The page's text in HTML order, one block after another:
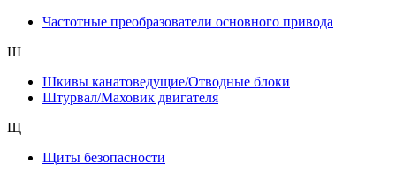
Частотные преобразователи основного привода
Ш
Шкивы канатоведущие/Отводные блоки
Штурвал/Маховик двигателя
Щ
Щиты безопасности